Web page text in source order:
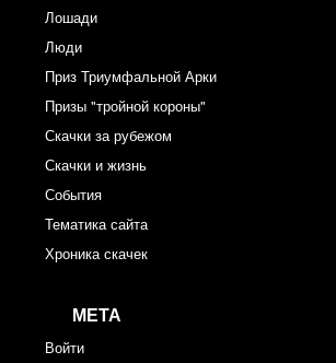
Лошади
Люди
Приз Триумфальной Арки
Призы "тройной короны"
Скачки за рубежом
Скачки и жизнь
События
Тематика сайта
Хроника скачек
МЕТА
Войти